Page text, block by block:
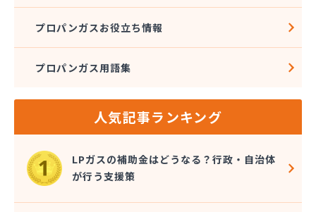
(株)久松石油
(株)橋本屋燃料店
(株)郡司
(株)桜井石油
(株)山中ストアー
(株)鹿島製油
(株)守谷商会
(株)小義商事
(株)小堤工業
プロパンガスお役立ち情報
プロパンガス用語集
人気記事ランキング
LPガスの補助金はどうなる？行政・自治体
が行う支援策